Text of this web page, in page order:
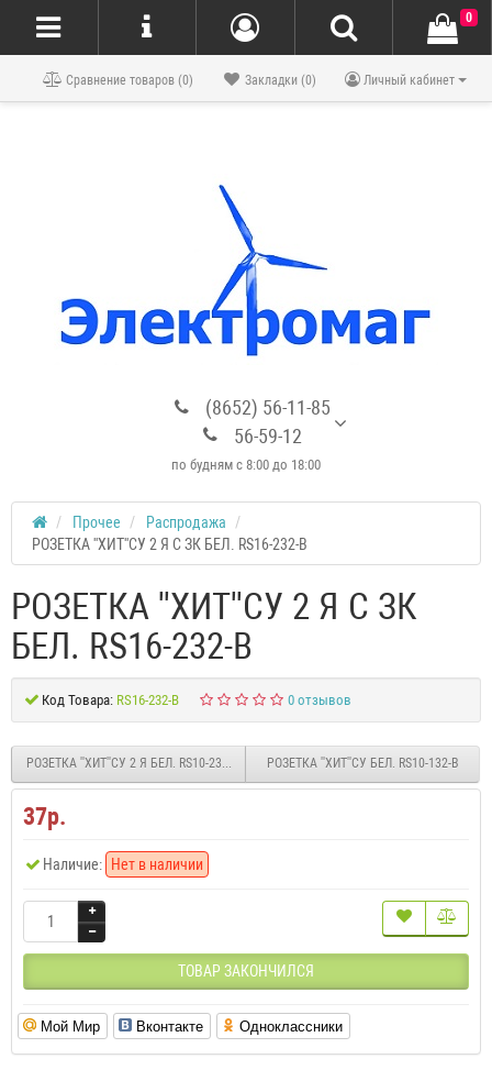
Блог
Личный кабинет
Закладки (0)
Сравнение товаров (0)
(8652) 56-11-85
56-59-12
по будням с 8:00 до 18:00
0
Прочее
Распродажа
РОЗЕТКА ''ХИТ''СУ 2 Я С ЗК БЕЛ. RS16-232-B
РОЗЕТКА ''ХИТ''СУ 2 Я С ЗК
БЕЛ. RS16-232-B
Код Товара: RS16-232-B 0 отзывов
РОЗЕТКА ''ХИТ''СУ 2 Я БЕЛ. RS10-231-B РОЗЕТКА ''ХИТ''СУ БЕЛ. RS10-132-B
37р.
Наличие: Нет в наличии
ТОВАР ЗАКОНЧИЛСЯ
Мой Мир Вконтакте Одноклассники